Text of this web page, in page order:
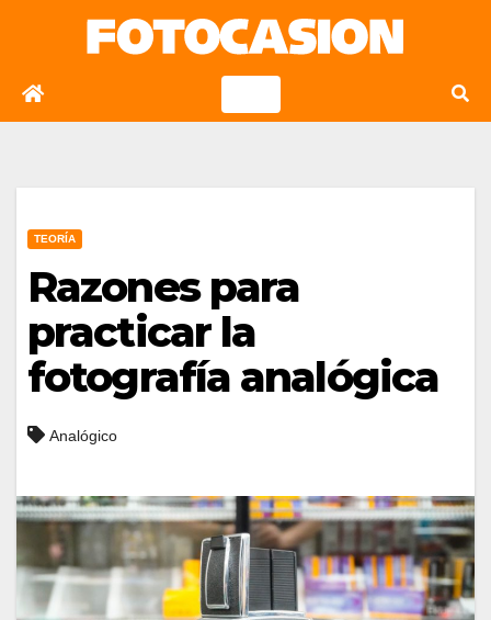
contenido
TEORÍA
Razones para
practicar la
fotografía analógica
Analógico